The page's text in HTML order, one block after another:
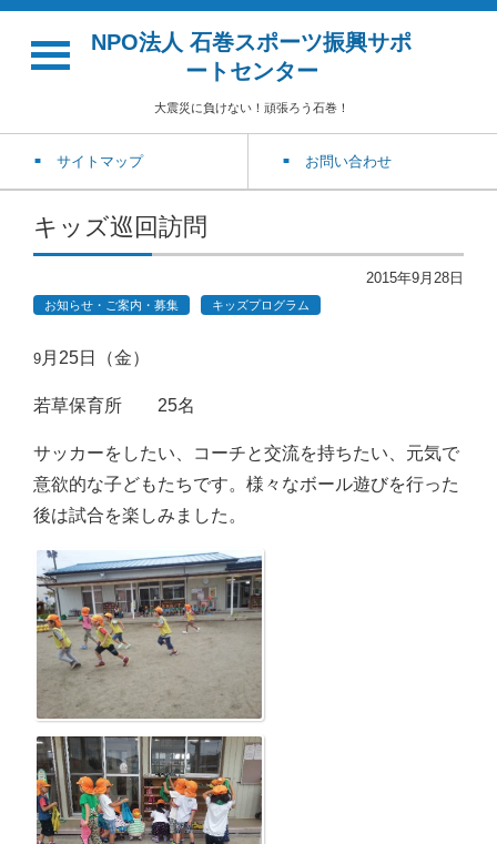
NPO法人 石巻スポーツ振興サポ
ートセンター
大震災に負けない！頑張ろう石巻！
サイトマップ お問い合わせ
キッズ巡回訪問
2015年9月28日
お知らせ・ご案内・募集 キッズプログラム
9 月25日（金）
若草保育所 25名
サッカーをしたい、コーチと交流を持ちたい、元気で
意欲的な子どもたちです。様々なボール遊びを行った
後は試合を楽しみました。